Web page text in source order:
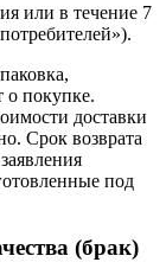
или в течение 7
о покупке.
доставки
Срок возврата
под
(брак)